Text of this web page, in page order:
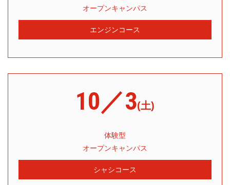
オープンキャンパス
エンジンコース
10／3(土)
体験型
オープンキャンパス
シャシコース